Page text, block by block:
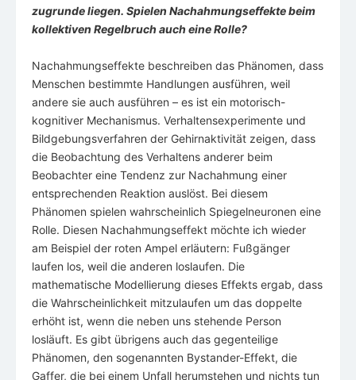
zugrunde liegen. Spielen Nachahmungseffekte beim
kollektiven Regelbruch auch eine Rolle?
Nachahmungseffekte beschreiben das Phänomen, dass
Menschen bestimmte Handlungen ausführen, weil
andere sie auch ausführen – es ist ein motorisch-
kognitiver Mechanismus. Verhaltensexperimente und
Bildgebungsverfahren der Gehirnaktivität zeigen, dass
die Beobachtung des Verhaltens anderer beim
Beobachter eine Tendenz zur Nachahmung einer
entsprechenden Reaktion auslöst. Bei diesem
Phänomen spielen wahrscheinlich Spiegelneuronen eine
Rolle. Diesen Nachahmungseffekt möchte ich wieder
am Beispiel der roten Ampel erläutern: Fußgänger
laufen los, weil die anderen loslaufen. Die
mathematische Modellierung dieses Effekts ergab, dass
die Wahrscheinlichkeit mitzulaufen um das doppelte
erhöht ist, wenn die neben uns stehende Person
losläuft. Es gibt übrigens auch das gegenteilige
Phänomen, den sogenannten Bystander-Effekt, die
Gaffer, die bei einem Unfall herumstehen und nichts tun